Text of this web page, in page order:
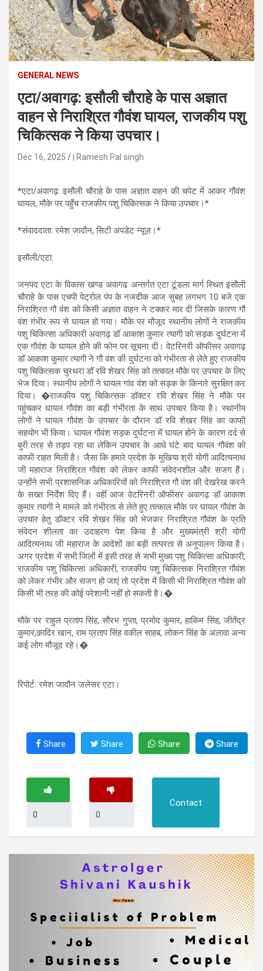
GENERAL NEWS
एटा/अवागढ़: इसौली चौराहे के पास अज्ञात
वाहन से निराश्रित गौवंश घायल, राजकीय पशु
चिकित्सक ने किया उपचार।
Dec 16, 2025 | Ramesh Pal singh
*एटा/अवागढ़: इसौली चौराहे के पास अज्ञात वाहन की चपेट में आकर गौवंश
घायल, मौके पर पहुँच राजकीय पशु चिकित्सक ने किया उपचार।*
*संवाददाता: रमेश जादौन, सिटी अपडेट न्यूज़।*
इसौली/एटा:
जनपद एटा के विकास खण्ड अवागढ अन्तर्गत एटा टूंडला मार्ग स्थित इसौली
चौराहे के पास एचपी पेट्रोल पंप के नजदीक आज सुबह लगभग 10 बजे एक
निराश्रित गौ वंश को किसी अज्ञात वाहन ने टक्कर मार दी जिसके कारण गौ
वंश ग़ंभीर रूप से घायल हो गया। मौके पर मौजूद स्थानीय लोगों ने राजकीय
पशु चिकित्सा अधिकारी अवागढ़ डॉ आकाश कुमार त्यागी को सड़क दुर्घटना में
एक गौवंश के घायल होने की फोन पर सूचना दी। वेटरिनरी ऑफीसर अवागढ़
डॉ आकाश कुमार त्यागी ने गौ वंश की दुर्घटना को गंभीरता से लेते हुए राजकीय
पशु चिकित्सक चुरथरा डॉ रवि शेखर सिंह को तत्काल मौके पर उपचार के लिए
भेज दिया। स्थानीय लोगों ने घायल गांव वंश को सड़क के किनारे सुरक्षित कर
दिया। �राजकीय पशु चिकित्सक डॉक्टर रवि शेखर सिंह ने मौके पर
पहुंचकर घायल गौवंश का बड़ी गंभीरता के साथ उपचार किया है। स्थानीय
लोगों ने घायल गौवंश के उपचार के दौरान डॉ रवि शेखर सिंह का काफी
सहयोग भी किया। घायल गौवंश सड़क दुर्घटना में घायल होने के कारण दर्द से
बुरी तरह से तड़प रहा था लेकिन उपचार के आधे घंटे बाद घायल गौवंश को
काफी राहत मिली है। जैसा कि हमारे प्रदेश के मुखिया श्री योगी आदित्यनाथ
जी महाराज निराश्रित गौवंश को लेकर काफी संवेदनशील और सजग हैं।
उन्होंने सभी प्रशासनिक अधिकारियों को निराश्रित गौ वंश की देखरेख करने
के सख्त निर्देश दिए हैं। वहीं आज वेटरिनरी ऑफीसर अवागढ़ डॉ आकाश
कुमार त्यागी ने मामले को गंभीरता से लेते हुए तत्काल मौके पर घायल गौवंश के
उपचार हेतु डॉक्टर रवि शेखर सिंह को भेजकर निराश्रित गौवंश के प्रति
संवेदन शीलता का उदाहरण पेश किया है और मुख्यमंत्री श्री योगी
आदित्यनाथ जी महाराज के आदेशों का बड़ी तत्परता से अनुपालन किया है।
अगर प्रदेश में सभी जिलों में इसी तरह से सभी मुख्य पशु चिकित्सा अधिकारी,
राजकीय पशु चिकित्सा अधिकारी, राजकीय पशु चिकित्सक निराश्रित गौवंश
को लेकर गंभीर और सजग हो जाएं तो प्रदेश में किसी भी निराश्रित गौवंश को
किसी भी तरह की कोई परेशानी नहीं हो सकती है।�
मौके पर राहुल प्रताप सिंह, सौरभ गुप्ता, प्रमोद कुमार, हाकिम सिंह, जीतेंद्र
कुमार,क़ादिर खान, राम प्रताप सिंह वकील साहब, लोकन सिंह के अलावा अन्य
कई लोग मौजूद रहे।�
रिपोर्ट: रमेश जादौन जलेसर एटा।
Share Share Share Share
Contact